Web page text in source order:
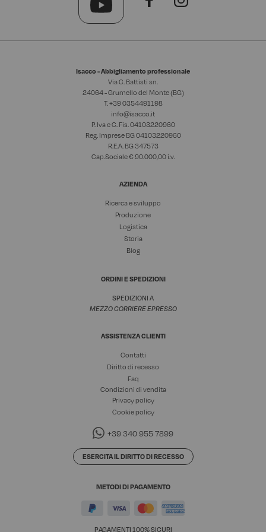
Isacco - Abbigliamento professionale
Via C. Battisti sn.
24064 - Grumello del Monte (BG)
T. +390354491198
info@isacco.it
P. Iva e C. Fis. 04103220960
Reg. Imprese BG 04103220960
R.E.A. BG 347573
Cap.Sociale € 90.000,00 i.v.
AZIENDA
Ricerca e sviluppo
Produzione
Logistica
Storia
Blog
ORDINI E SPEDIZIONI
SPEDIZIONI A
MEZZO CORRIERE EPRESSO
ASSISTENZA CLIENTI
Contatti
Diritto di recesso
Faq
Condizioni di vendita
Privacy policy
Cookie policy
+39 340 955 7899
ESERCITA IL DIRITTO DI RECESSO
METODI DI PAGAMENTO
PAGAMENTI 100% SICURI